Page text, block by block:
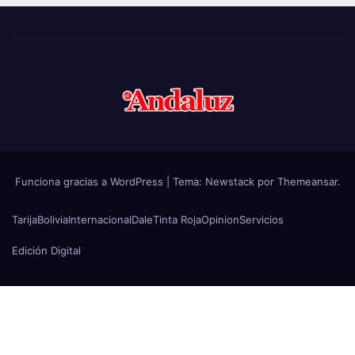
Funciona gracias a WordPress Tema: Newstackpor Themeansar.
TarijaBoliviaInternacionalDaleTinta RojaOpinionServicios
Edición Digital